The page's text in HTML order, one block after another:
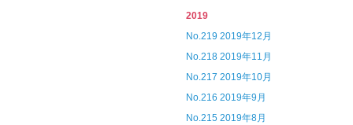
2019
No.219 2019年12月
No.218 2019年11月
No.217 2019年10月
No.216 2019年9月
No.215 2019年8月